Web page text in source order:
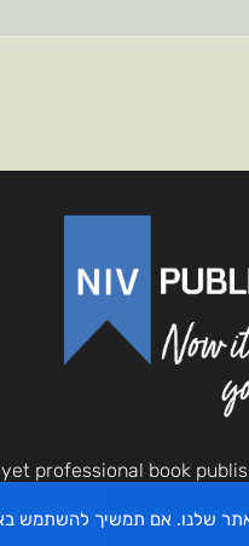
professional book
באתר שלנו. אם תמשיך להשתמש